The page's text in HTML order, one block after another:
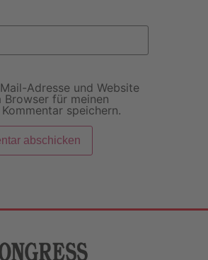
Adresse und Website
Browser für meinen
speichern.